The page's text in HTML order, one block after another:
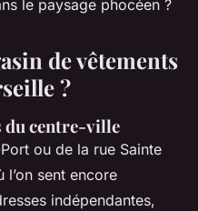
le paysage phocéen ?
de vêtements
?
du centre-ville
ou de la rue Sainte
sent encore
indépendantes,